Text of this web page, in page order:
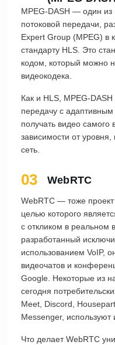
MPEG-DASH — один из
потоковой передачи,
Expert Group (MPEG) в
стандарту HLS. Это
кодом, который можно
видеокодека.
Как и HLS, MPEG-
передачу с
получать видео самого
зависимости от
сеть.
03 WebRTC
WebRTC — тоже
целью которого
с откликом в реальном
разработанный
использованием VoIP,
видеочатов и
Google. Некоторые из
сегодня
Meet, Discord,
Messenger,
Что делает WebRTC